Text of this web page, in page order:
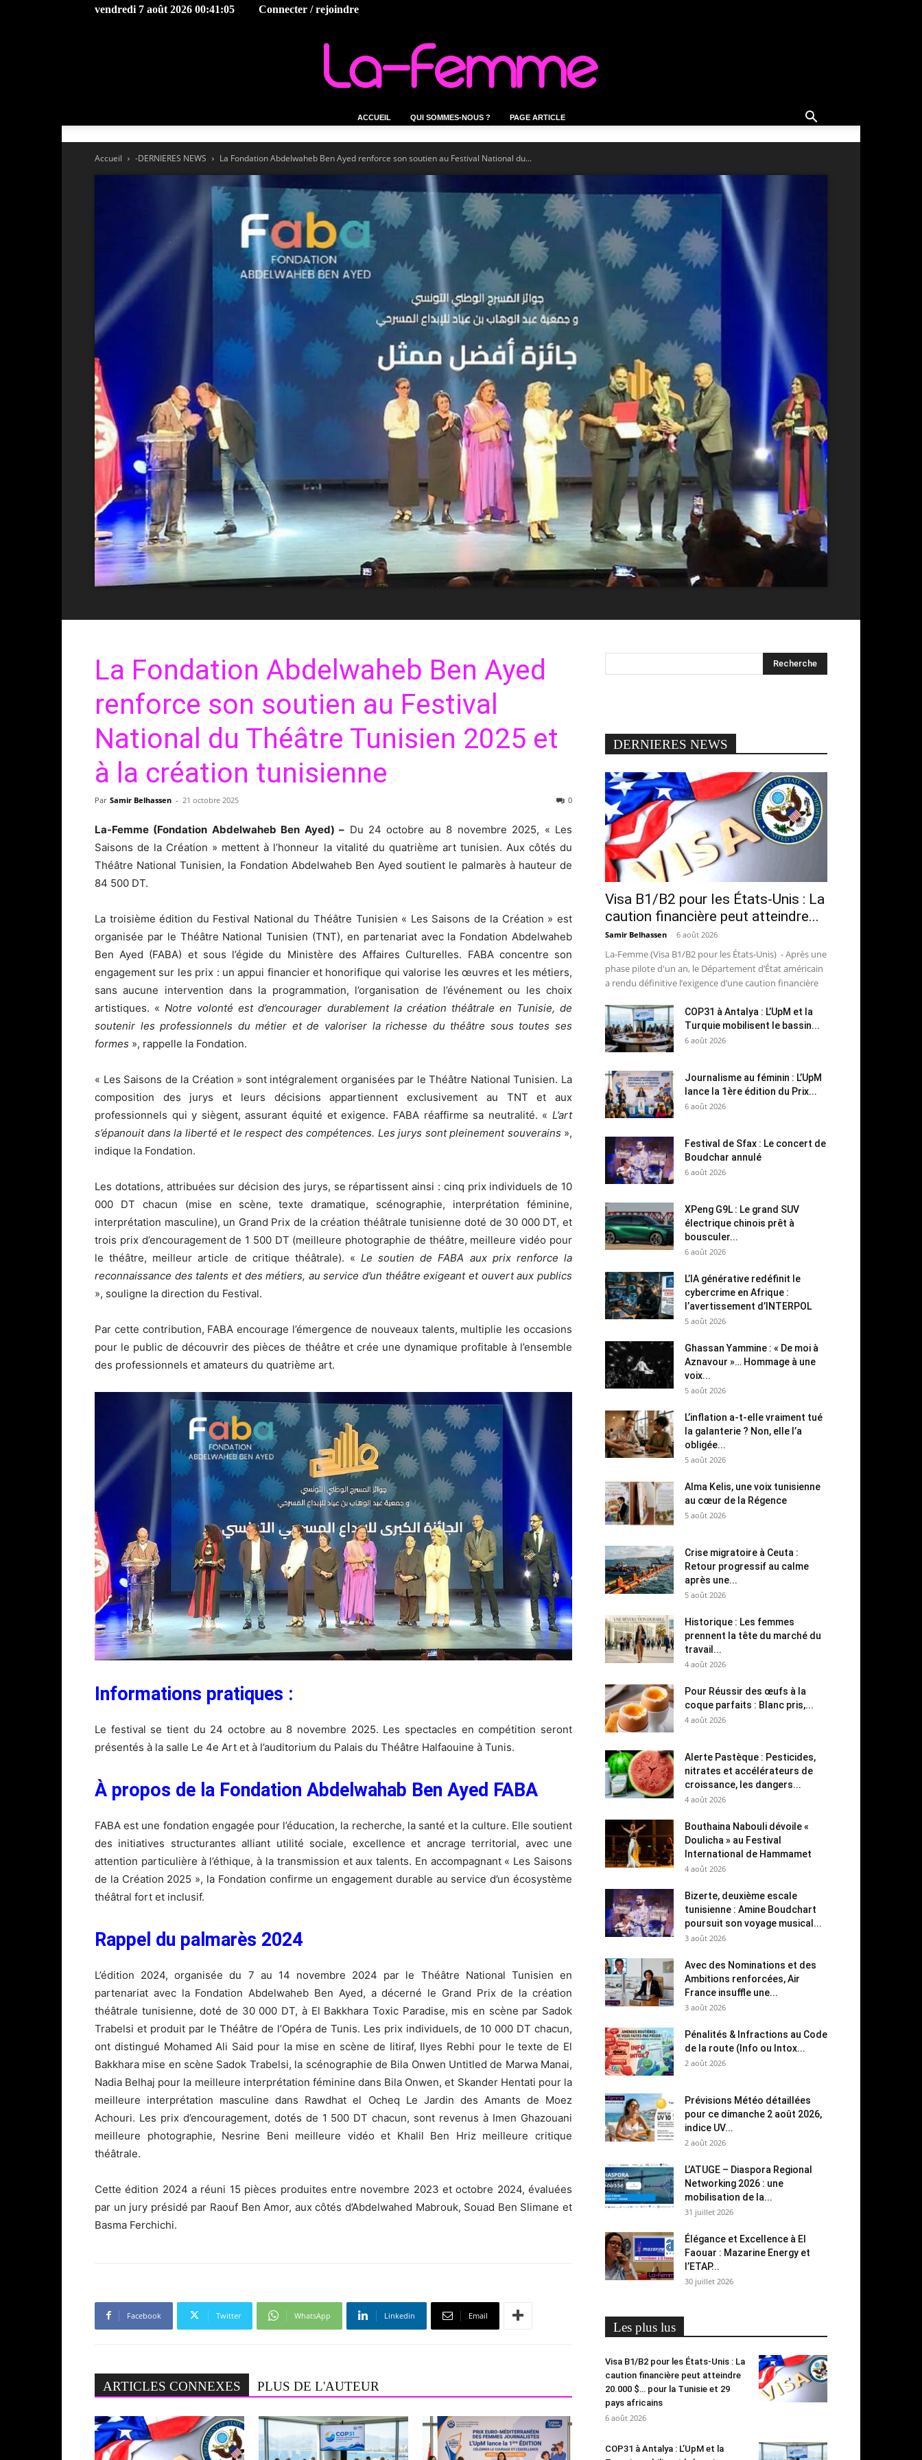
vendredi 7 août 2026 00:41:05 Connecter / rejoindre
femme.tn
ACCUEIL QUI SOMMES-NOUS ? PAGE ARTICLE
Accueil -DERNIERES NEWS La Fondation Abdelwaheb Ben Ayed renforce son soutien au Festival National du...
La Fondation Abdelwaheb Ben Ayed
renforce son soutien au Festival
National du Théâtre Tunisien 2025 et
à la création tunisienne
Par Samir Belhassen - 21 octobre 2025 0
La-Femme (Fondation Abdelwaheb Ben Ayed) – Du 24 octobre au 8 novembre 2025, « Les
Saisons de la Création » mettent à l’honneur la vitalité du quatrième art tunisien. Aux côtés du
Théâtre National Tunisien, la Fondation Abdelwaheb Ben Ayed soutient le palmarès à hauteur de
84 500 DT.
La troisième édition du Festival National du Théâtre Tunisien « Les Saisons de la Création » est
organisée par le Théâtre National Tunisien (TNT), en partenariat avec la Fondation Abdelwaheb
Ben Ayed (FABA) et sous l’égide du Ministère des Affaires Culturelles. FABA concentre son
engagement sur les prix : un appui financier et honorifique qui valorise les œuvres et les métiers,
sans aucune intervention dans la programmation, l’organisation de l’événement ou les choix
artistiques. «Notre volonté est d’encourager durablement la création théâtrale en Tunisie, de
soutenir les professionnels du métier et de valoriser la richesse du théâtre sous toutes ses
formes », rappelle la Fondation.
« Les Saisons de la Création » sont intégralement organisées par le Théâtre National Tunisien. La
composition des jurys et leurs décisions appartiennent exclusivement au TNT et aux
professionnels qui y siègent, assurant équité et exigence. FABA réaffirme sa neutralité. « L’art
s’épanouit dans la liberté et le respect des compétences. Les jurys sont pleinement souverains »,
indique la Fondation.
Les dotations, attribuées sur décision des jurys, se répartissent ainsi : cinq prix individuels de 10
000 DT chacun (mise en scène, texte dramatique, scénographie, interprétation féminine,
interprétation masculine), un Grand Prix de la création théâtrale tunisienne doté de 30 000 DT, et
trois prix d’encouragement de 1 500 DT (meilleure photographie de théâtre, meilleure vidéo pour
le théâtre, meilleur article de critique théâtrale). «Le soutien de FABA aux prix renforce la
reconnaissance des talents et des métiers, au service d’un théâtre exigeant et ouvert aux publics
», souligne la direction du Festival.
Par cette contribution, FABA encourage l’émergence de nouveaux talents, multiplie les occasions
pour le public de découvrir des pièces de théâtre et crée une dynamique profitable à l’ensemble
des professionnels et amateurs du quatrième art.
Informations pratiques :
Le festival se tient du 24 octobre au 8 novembre 2025. Les spectacles en compétition seront
présentés à la salle Le 4e Art et à l’auditorium du Palais du Théâtre Halfaouine à Tunis.
À propos de la Fondation Abdelwahab Ben Ayed FABA
FABA est une fondation engagée pour l’éducation, la recherche, la santé et la culture. Elle soutient
des initiatives structurantes alliant utilité sociale, excellence et ancrage territorial, avec une
attention particulière à l’éthique, à la transmission et aux talents. En accompagnant « Les Saisons
de la Création 2025 », la Fondation confirme un engagement durable au service d’un écosystème
théâtral fort et inclusif.
Rappel du palmarès 2024
L’édition 2024, organisée du 7 au 14 novembre 2024 par le Théâtre National Tunisien en
partenariat avec la Fondation Abdelwaheb Ben Ayed, a décerné le Grand Prix de la création
théâtrale tunisienne, doté de 30 000 DT, à El Bakkhara Toxic Paradise, mis en scène par Sadok
Trabelsi et produit par le Théâtre de l’Opéra de Tunis. Les prix individuels, de 10 000 DT chacun,
ont distingué Mohamed Ali Said pour la mise en scène de Iitiraf, Ilyes Rebhi pour le texte de El
Bakkhara mise en scène Sadok Trabelsi, la scénographie de Bila Onwen Untitled de Marwa Manai,
Nadia Belhaj pour la meilleure interprétation féminine dans Bila Onwen, et Skander Hentati pour la
meilleure interprétation masculine dans Rawdhat el Ocheq Le Jardin des Amants de Moez
Achouri. Les prix d’encouragement, dotés de 1 500 DT chacun, sont revenus à Imen Ghazouani
meilleure photographie, Nesrine Beni meilleure vidéo et Khalil Ben Hriz meilleure critique
théâtrale.
Cette édition 2024 a réuni 15 pièces produites entre novembre 2023 et octobre 2024, évaluées
par un jury présidé par Raouf Ben Amor, aux côtés d’Abdelwahed Mabrouk, Souad Ben Slimane et
Basma Ferchichi.
Facebook Twitter WhatsApp Linkedin Email
ARTICLES CONNEXES PLUS DE L'AUTEUR
DERNIERES NEWS
Visa B1/B2 pour les États-Unis : La
caution financière peut atteindre...
Samir Belhassen - 6 août 2026
La-Femme (Visa B1/B2 pour les États-Unis) - Après une
phase pilote d'un an, le Département d’État américain
a rendu définitive l’exigence d’une caution financière
COP31 à Antalya : L’UpM et la
Turquie mobilisent le bassin...
6 août 2026
Journalisme au féminin : L’UpM
lance la 1ère édition du Prix...
6 août 2026
Festival de Sfax : Le concert de
Boudchar annulé
6 août 2026
XPeng G9L : Le grand SUV
électrique chinois prêt à
bousculer...
6 août 2026
L’IA générative redéfinit le
cybercrime en Afrique :
l’avertissement d’INTERPOL
5 août 2026
Ghassan Yammine : « De moi à
Aznavour »… Hommage à une
voix...
5 août 2026
L’inflation a-t-elle vraiment tué
la galanterie ? Non, elle l’a
obligée...
5 août 2026
Alma Kelis, une voix tunisienne
au cœur de la Régence
5 août 2026
Crise migratoire à Ceuta :
Retour progressif au calme
après une...
5 août 2026
Historique : Les femmes
prennent la tête du marché du
travail...
4 août 2026
Pour Réussir des œufs à la
coque parfaits : Blanc pris,...
4 août 2026
Alerte Pastèque : Pesticides,
nitrates et accélérateurs de
croissance, les dangers...
4 août 2026
Bouthaina Nabouli dévoile «
Doulicha » au Festival
International de Hammamet
4 août 2026
Bizerte, deuxième escale
tunisienne : Amine Boudchart
poursuit son voyage musical...
3 août 2026
Avec des Nominations et des
Ambitions renforcées, Air
France insuffle une...
3 août 2026
Pénalités & Infractions au Code
de la route (Info ou Intox...
2 août 2026
Prévisions Météo détaillées
pour ce dimanche 2 août 2026,
indice UV...
2 août 2026
L’ATUGE – Diaspora Regional
Networking 2026 : une
mobilisation de la...
31 juillet 2026
Élégance et Excellence à El
Faouar : Mazarine Energy et
l’ETAP...
30 juillet 2026
Les plus lus
Visa B1/B2 pour les États-Unis : La
caution financière peut atteindre
20.000 $… pour la Tunisie et 29
pays africains
6 août 2026
COP31 à Antalya : L’UpM et la